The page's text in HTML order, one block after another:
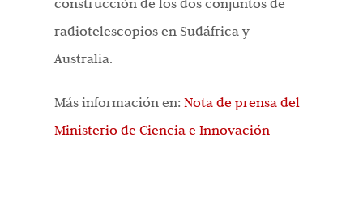
radiotelescopios en Sudáfrica y
Australia.
Más información en: Nota de prensa del
Ministerio de Ciencia e Innovación